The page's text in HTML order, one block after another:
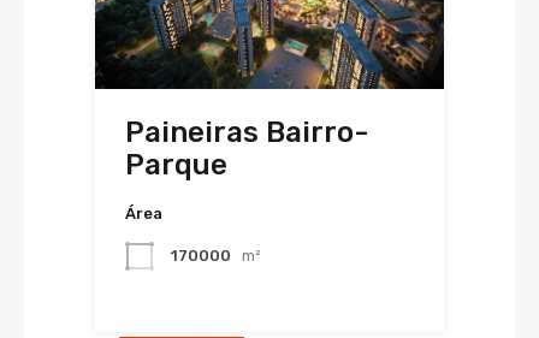
Paineiras Bairro-
Parque
Área
170000 m²